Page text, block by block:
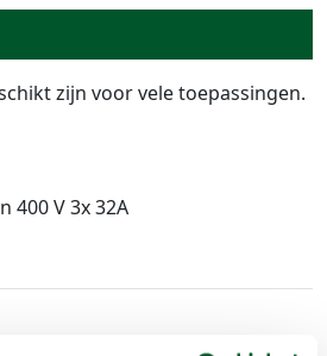
zijn voor vele toepassingen.
400 V 3x 32A